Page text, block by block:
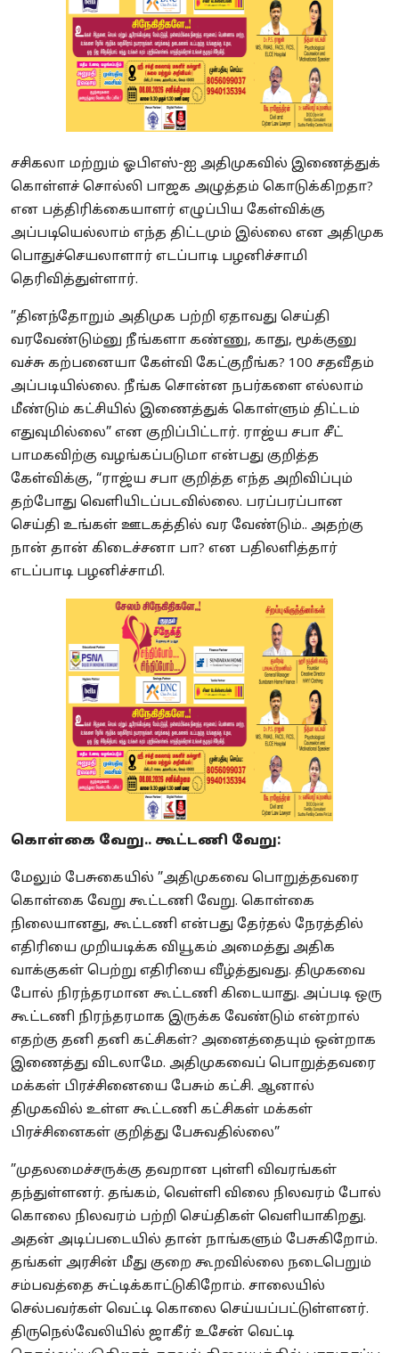
சசிகலா மற்றும் ஓபிஎஸ்-ஐ அதிமுகவில் இணைத்துக்
கொள்ளச் சொல்லி பாஜக அழுத்தம் கொடுக்கிறதா?
என பத்திரிக்கையாளர் எழுப்பிய கேள்விக்கு
அப்படியெல்லாம் எந்த திட்டமும் இல்லை என அதிமுக
பொதுச்செயலாளார் எடப்பாடி பழனிச்சாமி
தெரிவித்துள்ளார்.
”தினந்தோறும் அதிமுக பற்றி ஏதாவது செய்தி
வரவேண்டும்னு நீங்களா கண்ணு, காது, மூக்குனு
வச்சு கற்பனையா கேள்வி கேட்குறீங்க? 100 சதவீதம்
அப்படியில்லை. நீங்க சொன்ன நபர்களை எல்லாம்
மீண்டும் கட்சியில் இணைத்துக் கொள்ளும் திட்டம்
எதுவுமில்லை” என குறிப்பிட்டார். ராஜ்ய சபா சீட்
பாமகவிற்கு வழங்கப்படுமா என்பது குறித்த
கேள்விக்கு, “ராஜ்ய சபா குறித்த எந்த அறிவிப்பும்
தற்போது வெளியிடப்படவில்லை. பரப்பரப்பான
செய்தி உங்கள் ஊடகத்தில் வர வேண்டும்.. அதற்கு
நான் தான் கிடைச்சனா பா? என பதிலளித்தார்
எடப்பாடி பழனிச்சாமி.
கொள்கை வேறு.. கூட்டணி வேறு:
மேலும் பேசுகையில் ”அதிமுகவை பொறுத்தவரை
கொள்கை வேறு கூட்டணி வேறு. கொள்கை
நிலையானது, கூட்டணி என்பது தேர்தல் நேரத்தில்
எதிரியை முறியடிக்க வியூகம் அமைத்து அதிக
வாக்குகள் பெற்று எதிரியை வீழ்த்துவது. திமுகவை
போல் நிரந்தரமான கூட்டணி கிடையாது. அப்படி ஒரு
கூட்டணி நிரந்தரமாக இருக்க வேண்டும் என்றால்
எதற்கு தனி தனி கட்சிகள்? அனைத்தையும் ஒன்றாக
இணைத்து விடலாமே. அதிமுகவைப் பொறுத்தவரை
மக்கள் பிரச்சினையை பேசும் கட்சி. ஆனால்
திமுகவில் உள்ள கூட்டணி கட்சிகள் மக்கள்
பிரச்சினைகள் குறித்து பேசுவதில்லை”
”முதலமைச்சருக்கு தவறான புள்ளி விவரங்கள்
தந்துள்ளனர். தங்கம், வெள்ளி விலை நிலவரம் போல்
கொலை நிலவரம் பற்றி செய்திகள் வெளியாகிறது.
அதன் அடிப்படையில் தான் நாங்களும் பேசுகிறோம்.
தங்கள் அரசின் மீது குறை கூறவில்லை நடைபெறும்
சம்பவத்தை சுட்டிக்காட்டுகிறோம். சாலையில்
செல்பவர்கள் வெட்டி கொலை செய்யப்பட்டுள்ளனர்.
திருநெல்வேலியில் ஜாகீர் உசேன் வெட்டி